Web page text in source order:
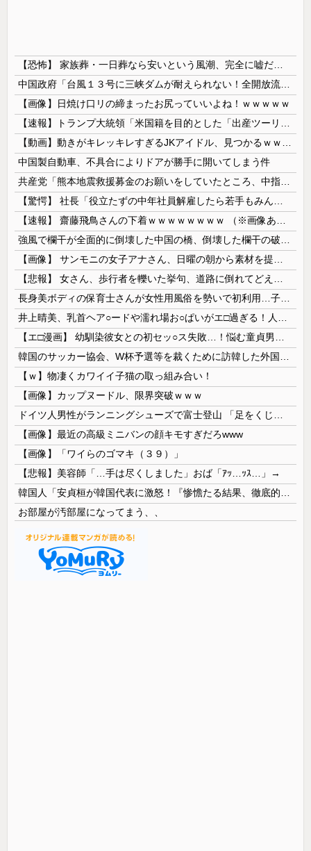
【画像】日焼け口リの締まったお尻っていいよね！ｗｗｗｗｗ
中国製自動車、不具合によりドアが勝手に開いてしまう件
【ｗ】物凄くカワイイ子猫の取っ組み合い！
【画像】カップヌードル、限界突破ｗｗｗ
【画像】最近の高級ミニバンの顔キモすぎだろwww
【画像】「ワイらのゴマキ（３９）」
【悲報】美容師「…手は尽くしました」おば「ｱｯ…ｯｽ…」→
お部屋が汚部屋になってまう、、